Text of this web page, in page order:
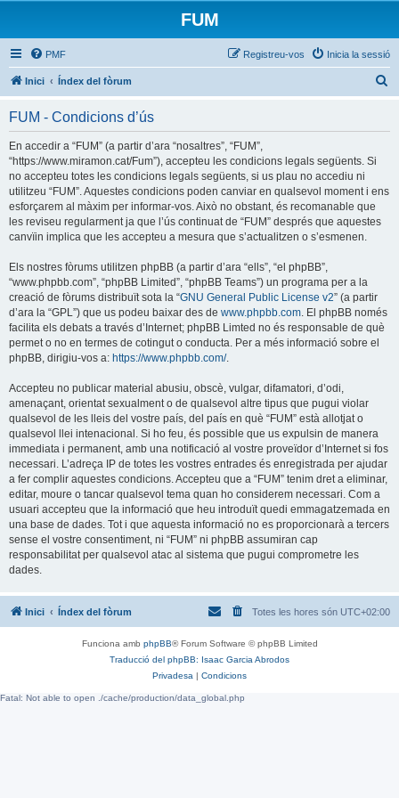
FUM
PMF Inicia la sessió
Registreu-vos
Inici Índex del fòrum
FUM - Condicions d’ús
En accedir a “FUM” (a partir d’ara “nosaltres”, “FUM”,
“https://www.miramon.cat/Fum”), accepteu les condicions legals següents. Si
no accepteu totes les condicions legals següents, si us plau no accediu ni
utilitzeu “FUM”. Aquestes condicions poden canviar en qualsevol moment i ens
esforçarem al màxim per informar-vos. Això no obstant, és recomanable que
les reviseu regularment ja que l’ús continuat de “FUM” després que aquestes
canvïin implica que les accepteu a mesura que s’actualitzen o s’esmenen.
Els nostres fòrums utilitzen phpBB (a partir d’ara “ells”, “el phpBB”,
“www.phpbb.com”, “phpBB Limited”, “phpBB Teams”) un programa per a la
creació de fòrums distribuït sota la “GNU General Public License v2” (a partir
d’ara la “GPL”) que us podeu baixar des de www.phpbb.com. El phpBB només
facilita els debats a través d’Internet; phpBB Limted no és responsable de què
permet o no en termes de cotingut o conducta. Per a més informació sobre el
phpBB, dirigiu-vos a: https://www.phpbb.com/.
Accepteu no publicar material abusiu, obscè, vulgar, difamatori, d’odi,
amenaçant, orientat sexualment o de qualsevol altre tipus que pugui violar
qualsevol de les lleis del vostre país, del país en què “FUM” està allotjat o
qualsevol llei intenacional. Si ho feu, és possible que us expulsin de manera
immediata i permanent, amb una notificació al vostre proveïdor d’Internet si fos
necessari. L’adreça IP de totes les vostres entrades és enregistrada per ajudar
a fer complir aquestes condicions. Accepteu que a “FUM” tenim dret a eliminar,
editar, moure o tancar qualsevol tema quan ho considerem necessari. Com a
usuari accepteu que la informació que heu introduït quedi emmagatzemada en
una base de dades. Tot i que aquesta informació no es proporcionarà a tercers
sense el vostre consentiment, ni “FUM” ni phpBB assumiran cap
responsabilitat per qualsevol atac al sistema que pugui comprometre les
dades.
Inici Índex del fòrum Totes les hores són UTC+02:00
Funciona amb phpBB® Forum Software © phpBB Limited
Traducció del phpBB: Isaac Garcia Abrodos
Privadesa | Condicions
Fatal: Not able to open ./cache/production/data_global.php